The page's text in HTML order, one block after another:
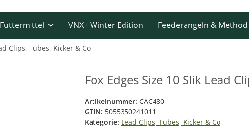
VNX+ Winter Edition Feederangeln &
Clips, Tubes, Kicker & Co
Fox Edges Size 10 Slik Lead
Artikelnummer: CAC480
GTIN: 5055350241011
Kategorie: Lead Clips, Tubes, Kicker & Co